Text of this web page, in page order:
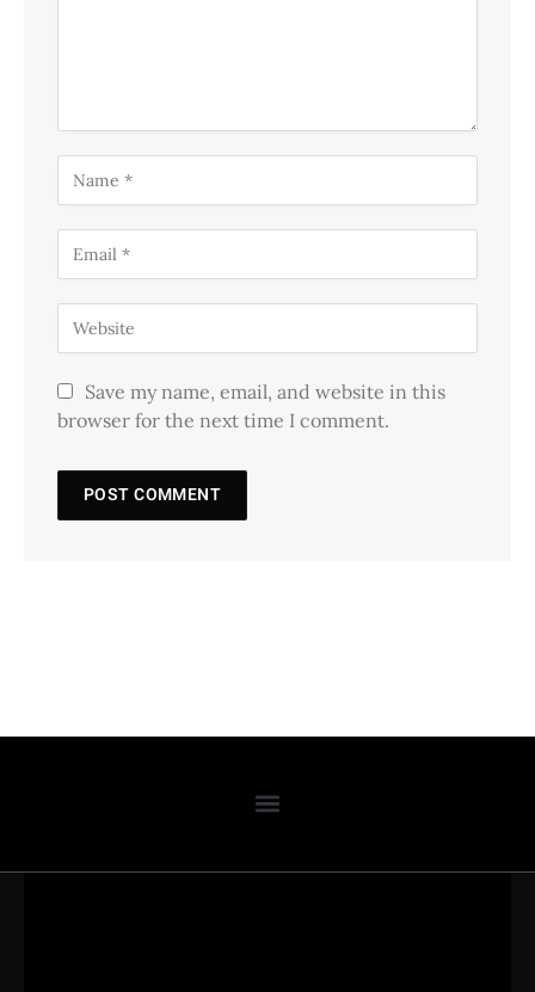
Save my name, email, and website in this
browser for the next time I comment.